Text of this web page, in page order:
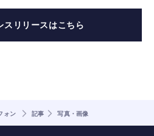
スリリースはこちら
ォン 記事 写真・画像